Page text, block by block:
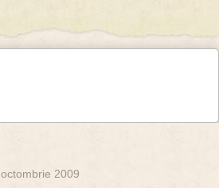
octombrie 2009